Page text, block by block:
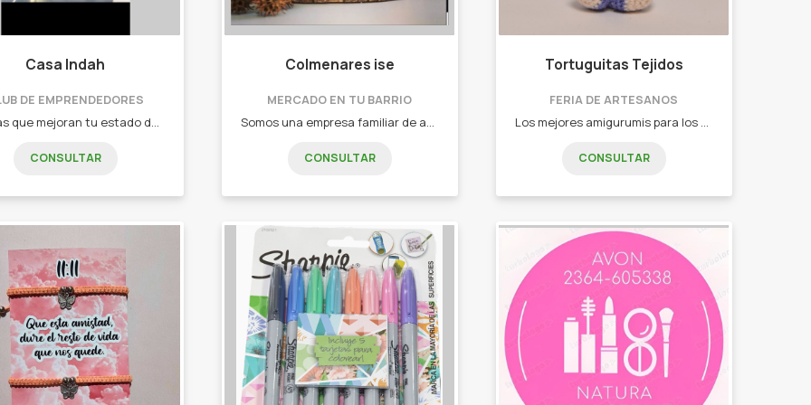
Casa Indah
DE EMPRENDEDORES
Aromas que mejoran tu estado de ánimo, alivian el estrés, promueven una sensación relajante, y decoran cada espacio en donde se encuentren. - Velas de soja. - Difusores de ambientes. - Perfumes para telas. - Jabón líquido. - Sales. - Esencias. - Perfumes. - Cremas.
CONSULTAR
Colmenares ise
MERCADO EN TU BARRIO
Somos una empresa familiar de apicultores, que apunta siempre a ser un producto de calidad, y que este en todos los hogares, ya que es un bien necesario el alimento derivados de las abejas para el consumo de cualquier persona. - Miel. - Tinta de propoleo. - Caramelos de miel y propoleo. - Polen.
CONSULTAR
Tortuguitas Tejidos
FERIA DE ARTESANOS
Los mejores amigurumis para los niños!
CONSULTAR